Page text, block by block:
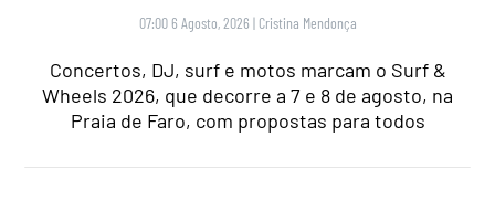
07:00 6 Agosto, 2026 | Cristina Mendonça
Concertos, DJ, surf e motos marcam o Surf &
Wheels 2026, que decorre a 7 e 8 de agosto, na
Praia de Faro, com propostas para todos